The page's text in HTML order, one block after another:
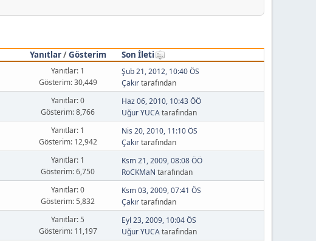
Yanıtlar/Gösterim
Son İleti
Yanıtlar: 1
Gösterim: 30,449
Şub 21, 2012, 10:40 ÖS
Çakırtarafından
Yanıtlar: 0
Gösterim: 8,766
Haz 06, 2010, 10:43 ÖÖ
Uğur YUCAtarafından
Yanıtlar: 1
Gösterim: 12,942
Nis 20, 2010, 11:10 ÖS
Çakırtarafından
Yanıtlar: 1
Gösterim: 6,750
Ksm 21, 2009, 08:08 ÖÖ
RoCKMaN tarafından
Yanıtlar: 0
Gösterim: 5,832
Ksm 03, 2009, 07:41 ÖS
Çakırtarafından
Yanıtlar: 5
Gösterim: 11,197
Eyl 23, 2009, 10:04 ÖS
Uğur YUCAtarafından